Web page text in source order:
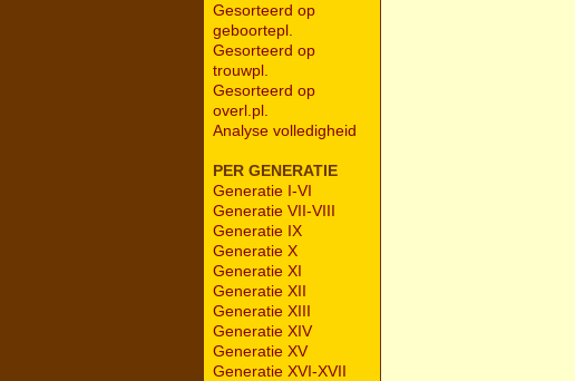
Gesorteerd op
geboortepl.
Gesorteerd op
trouwpl.
Gesorteerd op
overl.pl.
Analyse volledigheid
PER GENERATIE
Generatie I-VI
Generatie VII-VIII
Generatie IX
Generatie X
Generatie XI
Generatie XII
Generatie XIII
Generatie XIV
Generatie XV
Generatie XVI-XVII